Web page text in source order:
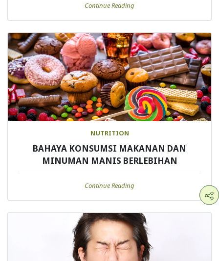
Continue Reading
NUTRITION
BAHAYA KONSUMSI MAKANAN DAN
MINUMAN MANIS BERLEBIHAN
Continue Reading